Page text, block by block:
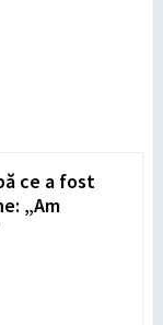
ce a fost
„Am